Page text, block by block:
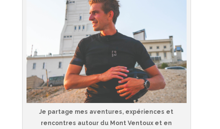
Je partage mes aventures, expériences et
rencontres autour du Mont Ventoux et en